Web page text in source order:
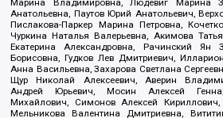
Марина Владимировна, Людевиг Марина
Анатольевна, Паутов Юрий Анатольевич,
Пислакова-Паркер Марина Петровна,
Чуркина Наталья Валерьевна, Акимова
Екатерина Александровна, Рачинский Ян
Борисовна, Гудков Лев Дмитриевич,
Анна Васильевна, Захарова Светлана
Щур Николай Алексеевич, Аверин
Андрей Юрьевич, Мосин Алексей
Михайлович, Симонов Алексей
Мельникова Валентина Дмитриевна,